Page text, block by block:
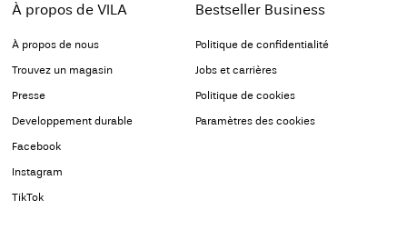
À propos de VILA
À propos de nous
Trouvez un magasin
Presse
Developpement durable
Facebook
Instagram
TikTok
Bestseller Business
Politique de confidentialité
Jobs et carrières
Politique de cookies
Paramètres des cookies